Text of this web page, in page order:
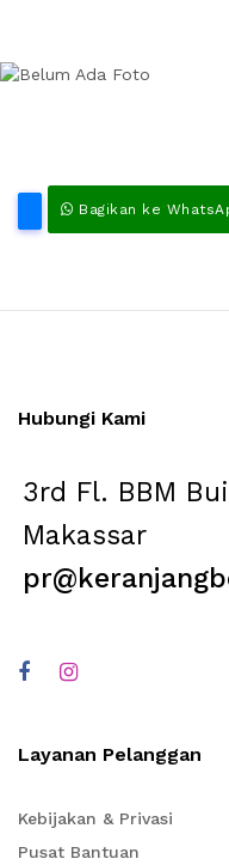
Bagikan ke
Hubungi Kami
3rd Fl. BBM
Makassar
Layanan Pelanggan
Kebijakan & Privasi
Pusat Bantuan